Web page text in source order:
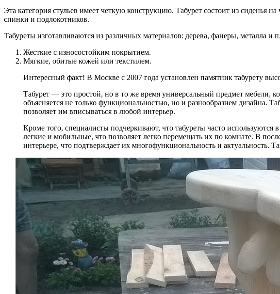
Эта категория стульев имеет четкую конструкцию. Табурет состоит из
спинки и подлокотников.
Табуреты изготавливаются из различных материалов: дерева, фанеры,
Жесткие с износостойким покрытием.
Мягкие, обитые кожей или текстилем.
Интересный факт! В Москве с 2007 года установлен памятник табурету
Табурет — это простой, но в то же время универсальный предмет мебели,
объясняется не только функциональностью, но и разнообразием дизайна.
позволяет им вписываться в любой интерьер.
Кроме того, специалисты подчеркивают, что табуреты часто
легкие и мобильные, что позволяет легко перемещать их по комнате. В
интерьере, что подтверждает их многофункциональность и актуальность.